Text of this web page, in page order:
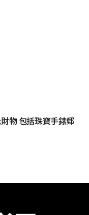
物 包括珠寶手錶郵